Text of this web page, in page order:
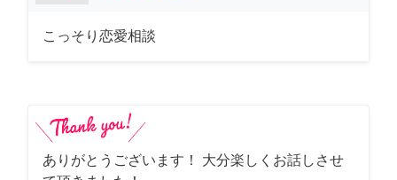
こっそり恋愛相談
ありがとうございます！ 大分楽しくお話しさせ